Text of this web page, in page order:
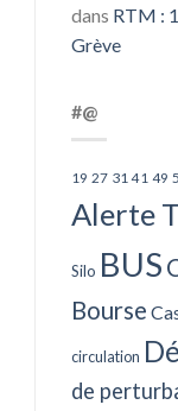
dans RTM :
Grève
#@
19 27 31 41 49
Alerte
Silo BUS
Bourse
circulation
de